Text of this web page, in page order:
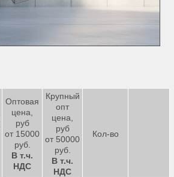
Оптовая
цена,
руб
от 15000
руб.
В т.ч.
НДС
Крупный
опт
цена,
руб
от 50000
руб.
В т.ч.
НДС
Кол-во